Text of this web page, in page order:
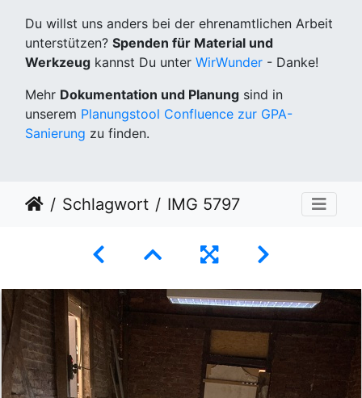
Du willst uns anders bei der ehrenamtlichen Arbeit
unterstützen? Spenden für Material und
Werkzeug kannst Du unter WirWunder - Danke!
Mehr Dokumentation und Planung sind in
unserem Planungstool Confluence zur GPA-
Sanierung zu finden.
Schlagwort IMG 5797